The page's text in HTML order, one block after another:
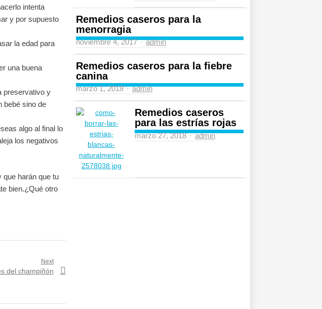
intenta
y por supuesto
la edad para
una buena
preservativo y
bebé sino de
algo al final lo
los negativos
harán que tu
bien.¿Qué otro
Next
del champiñón
Remedios caseros para la
menorragia
noviembre 4, 2017 Author
admin
Remedios caseros para la fiebre
canina
marzo 1, 2018 Author
admin
Remedios caseros
para las estrías rojas
marzo 27, 2018 Author
admin